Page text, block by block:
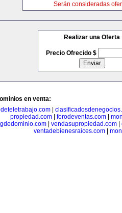
Serán consideradas
Realizar una Oferta
Precio Ofrecido $
en venta:
propiedad.com
forodeventas.com
| vendasupropiedad.com|
ventadebienesraices.com